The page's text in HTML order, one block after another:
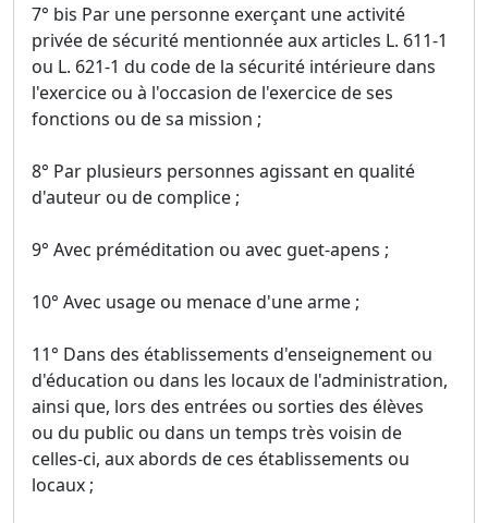
7° bis Par une personne exerçant une activité
privée de sécurité mentionnée aux articles L. 611-1
ou L. 621-1 du code de la sécurité intérieure dans
l'exercice ou à l'occasion de l'exercice de ses
fonctions ou de sa mission ;
8° Par plusieurs personnes agissant en qualité
d'auteur ou de complice ;
9° Avec préméditation ou avec guet-apens ;
10° Avec usage ou menace d'une arme ;
11° Dans des établissements d'enseignement ou
d'éducation ou dans les locaux de l'administration,
ainsi que, lors des entrées ou sorties des élèves
ou du public ou dans un temps très voisin de
celles-ci, aux abords de ces établissements ou
locaux ;